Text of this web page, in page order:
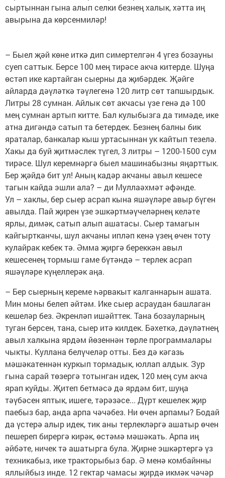
сыртыннан гына алып селки безнең халык, хәтта иң
авырына да көрсенмиләр!
– Быел җәй көне иткә дип симертелгән 4 үгез бозауны
суеп саттык. Берсе 100 мең тирәсе акча китерде. Шуңа
өстәп ике картайган сыерны да җибәрдек. Җәйге
айларда дәүләткә тәүлегенә 120 литр сөт тапшырдык.
Литры 28 сумнан. Айлык сөт акчасы үзе генә дә 100
мең сумнан артып китте. Бал кулыбызга да тимәде, ике
атна дигәндә сатып та бетердек. Безнең балны бик
яраталар, банкалар кыш уртасыннан ук кайтып тезелә.
Хакы да буй җитмәслек түгел, 3 литры – 1200-1500 сум
тирәсе. Шул керемнәргә быел машинабызны яңарттык.
Бер җәйдә бит ул! Аның кадәр акчаны авыл кешесе
тагын кайда эшли ала? – ди Муллаәхмәт әфәнде.
Ул – хаклы, бер сыер асрап кына яшәүләре авыр бүген
авылда. Пай җирен үзе эшкәртмәүчеләрнең келәте
ярлы, димәк, сатып алып ашатасы. Сыер тамагын
кайгыртканчы, шул акчаны ипләп кенә үзең өчен тоту
кулайрак кебек тә. Әмма җиргә береккән авыл
кешесенең тормыш гаме бүтәндә – терлек асрап
яшәүләре күңеллерәк аңа.
– Бер сыерның кереме һәрвакыт калганнарын ашата.
Мин моны белеп әйтәм. Ике сыер асраудан башлаган
кешеләр без. Әкренләп ишәйттек. Тана бозауларның
туган берсен, тана, сыер итә килдек. Бәхеткә, дәүләтнең
авыл халкына ярдәм йөзеннән төрле программалары
чыкты. Куллана белүчеләр отты. Без дә кәгазь
мәшәкатеннән куркып тормадык, юллап алдык. Зур
гына сарай төзергә тотынган идек, 120 мең сум акча
ярап куйды. Җитеп бетмәсә дә ярдәм бит, шуңа
тәүбәсен яптык, ишеге, тәрәзәсе... Дүрт кешелек җир
паебыз бар, анда арпа чәчәбез. Ни өчен арпамы? Бодай
да үстерә алыр идек, тик аны терлекләргә ашатыр өчен
пешереп бирергә кирәк, өстәмә мәшәкать. Арпа иң
әйбәте, ничек тә ашатырга була. Җирне эшкәртергә үз
техникабыз, ике тракторыбыз бар. Ә менә комбайнны
яллыйбыз инде. 12 гектар чамасы җирдә икмәк чәчәр